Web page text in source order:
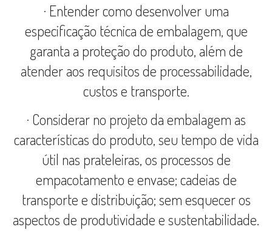
· Entender como desenvolver uma
especificação técnica de embalagem, que
garanta a proteção do produto, além de
atender aos requisitos de processabilidade,
custos e transporte.
· Considerar no projeto da embalagem as
características do produto, seu tempo de vida
útil nas prateleiras, os processos de
empacotamento e envase; cadeias de
transporte e distribuição; sem esquecer os
aspectos de produtividade e sustentabilidade.